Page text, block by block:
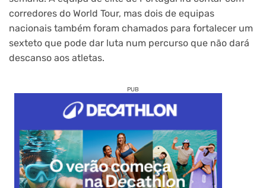
corredores do World Tour, mas dois de equipas
nacionais também foram chamados para fortalecer um
sexteto que pode dar luta num percurso que não dará
descanso aos atletas.
PUB